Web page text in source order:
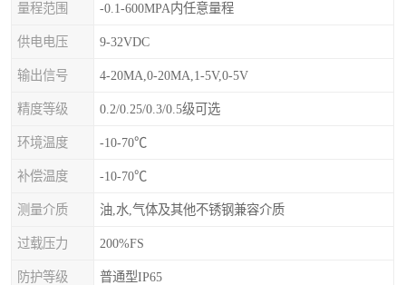
量程范围 -0.1-600MPA内任意量程
供电电压 9-32VDC
输出信号 4-20MA,0-20MA,1-5V,0-5V
精度等级 0.2/0.25/0.3/0.5级可选
环境温度 -10-70℃
补偿温度 -10-70℃
测量介质 油,水,气体及其他不锈钢兼容介质
过载压力 200%FS
防护等级 普通型IP65